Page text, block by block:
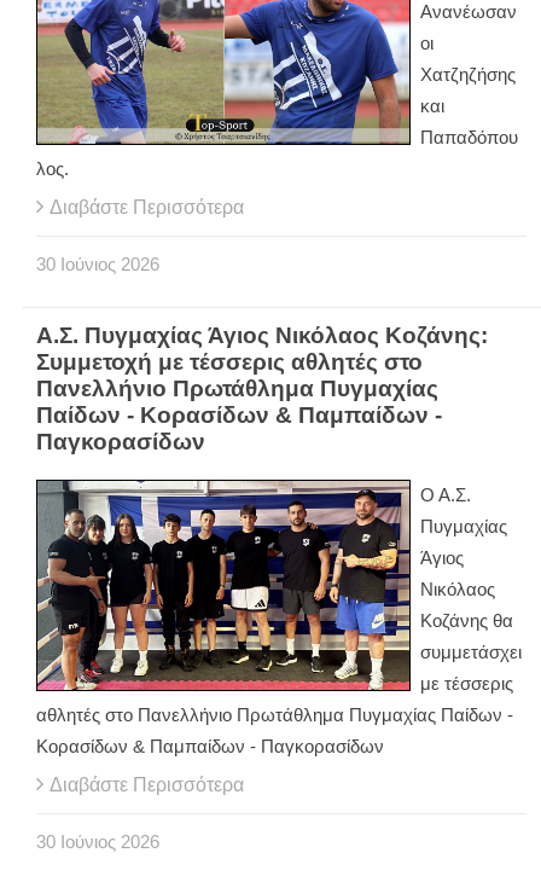
Ανανέωσαν
οι
Χατζηζήσης
και
Παπαδόπου
λος.
Διαβάστε Περισσότερα
30 Ιούνιος 2026
Α.Σ. Πυγμαχίας Άγιος Νικόλαος Κοζάνης:
Συμμετοχή με τέσσερις αθλητές στο
Πανελλήνιο Πρωτάθλημα Πυγμαχίας
Παίδων - Κορασίδων & Παμπαίδων -
Παγκορασίδων
Ο Α.Σ.
Πυγμαχίας
Άγιος
Νικόλαος
Κοζάνης θα
συμμετάσχει
με τέσσερις
αθλητές στο Πανελλήνιο Πρωτάθλημα Πυγμαχίας Παίδων -
Κορασίδων & Παμπαίδων - Παγκορασίδων
Διαβάστε Περισσότερα
30 Ιούνιος 2026